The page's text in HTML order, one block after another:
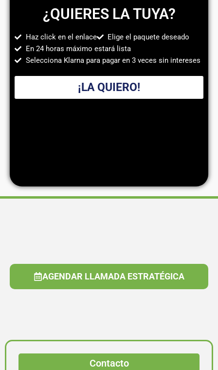
¿QUIERES LA TUYA?
Haz click en el enlace
Elige el paquete deseado
En 24 horas máximo estará lista
Selecciona Klarna para pagar en 3 veces sin intereses
¡LA QUIERO!
AGENDAR LLAMADA ESTRATÉGICA
Contacto